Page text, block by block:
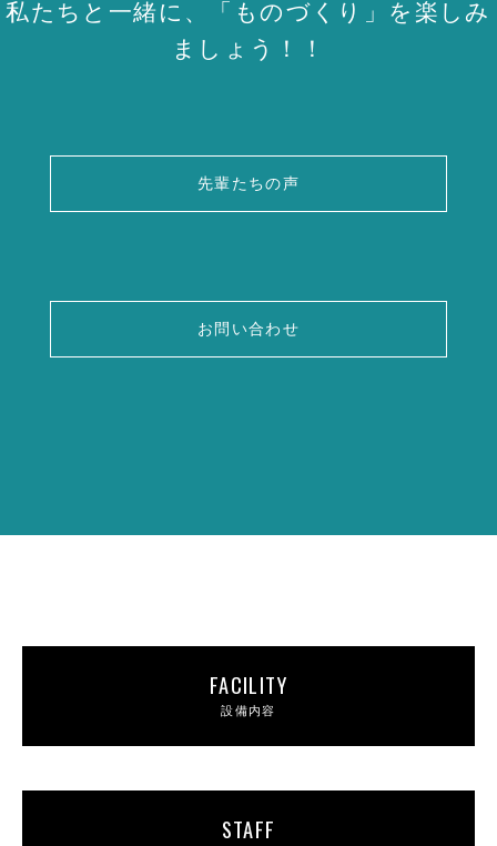
私たちと一緒に、「ものづくり」を楽しみ
ましょう！！
先輩たちの声
お問い合わせ
FACILITY
設備内容
STAFF